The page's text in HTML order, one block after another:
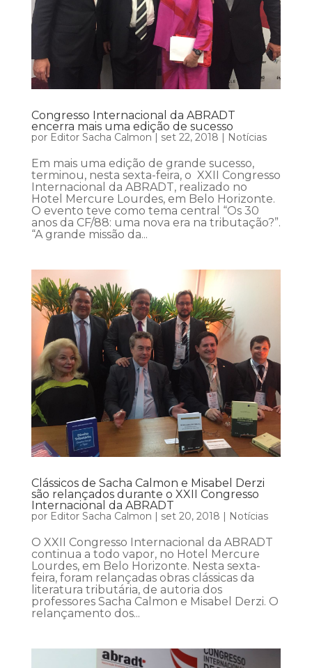
Congresso Internacional da ABRADT
encerra mais uma edição de sucesso
por Editor Sacha Calmon | set 22, 2018 | Notícias
Em mais uma edição de grande sucesso,
terminou, nesta sexta-feira, o XXII Congresso
Internacional da ABRADT, realizado no
Hotel Mercure Lourdes, em Belo Horizonte.
O evento teve como tema central “Os 30
anos da CF/88: uma nova era na tributação?”.
“A grande missão da...
Clássicos de Sacha Calmon e Misabel Derzi
são relançados durante o XXII Congresso
Internacional da ABRADT
por Editor Sacha Calmon | set 20, 2018 | Notícias
O XXII Congresso Internacional da ABRADT
continua a todo vapor, no Hotel Mercure
Lourdes, em Belo Horizonte. Nesta sexta-
feira, foram relançadas obras clássicas da
literatura tributária, de autoria dos
professores Sacha Calmon e Misabel Derzi. O
relançamento dos...